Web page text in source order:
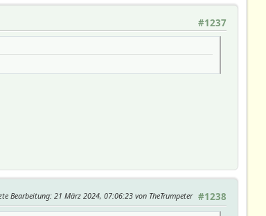
#1237
#1238
Bearbeitung: 21 März 2024, 07:06:23 von TheTrumpeter